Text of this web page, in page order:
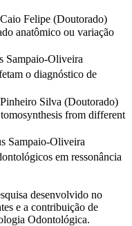
Felipe (Doutorado)
anatômico ou variação
Sampaio-Oliveira
o diagnóstico de
Silva (Doutorado)
from different
Sampaio-Oliveira
em ressonância
desenvolvido no
e a contribuição de
Odontológica.